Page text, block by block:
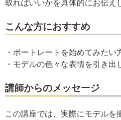
取ればいいかを具体的にお伝
こんな方におすすめ
・ポートレートを始
・モデルの色々な表情を引き
講師からのメッセージ
この講座では、実際にモデルを